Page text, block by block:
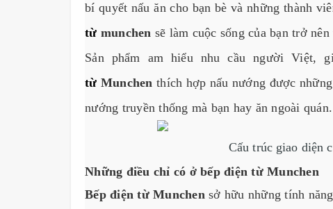
bí quyết nấu ăn cho bạn bè và những thành
từ munchen sẽ làm cuộc sống của bạn trở
Sản phẩm am hiểu nhu cầu người Việt,
từ Munchen thích hợp nấu nướng được
nướng truyền thống mà bạn hay ăn ngoài quán.
Cấu trúc giao diện
Những điều chỉ có ở bếp điện từ Munchen
Bếp điện từ Munchensở hữu những tính